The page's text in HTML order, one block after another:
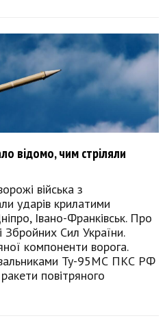
відомо, чим стріляли
війська з
ударів крилатими
Івано-Франківськ. Про
Збройних Сил України.
компоненти ворога.
Ту-95МС ПКС РФ
повітряного